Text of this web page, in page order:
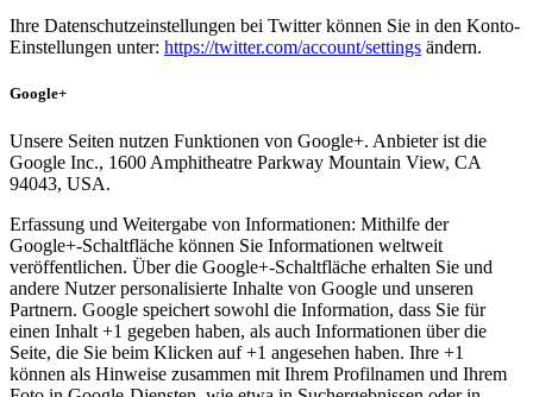
Ihre Datenschutzeinstellungen bei Twitter können Sie in den Konto-
Einstellungen unter: https://twitter.com/account/settings ändern.
Google+
Unsere Seiten nutzen Funktionen von Google+. Anbieter ist die
Google Inc., 1600 Amphitheatre Parkway Mountain View, CA
94043, USA.
Erfassung und Weitergabe von Informationen: Mithilfe der
Google+-Schaltfläche können Sie Informationen weltweit
veröffentlichen. Über die Google+-Schaltfläche erhalten Sie und
andere Nutzer personalisierte Inhalte von Google und unseren
Partnern. Google speichert sowohl die Information, dass Sie für
einen Inhalt +1 gegeben haben, als auch Informationen über die
Seite, die Sie beim Klicken auf +1 angesehen haben. Ihre +1
können als Hinweise zusammen mit Ihrem Profilnamen und Ihrem